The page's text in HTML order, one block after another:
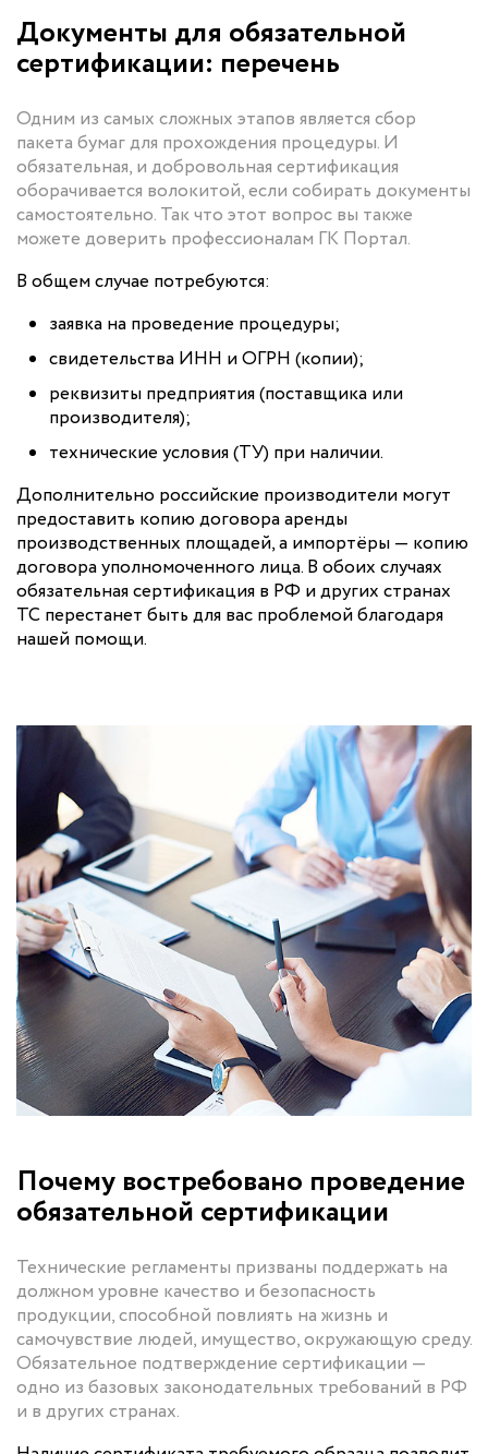
Документы для обязательной
сертификации: перечень
Одним из самых сложных этапов является сбор
пакета бумаг для прохождения процедуры. И
обязательная, и добровольная сертификация
оборачивается волокитой, если собирать документы
самостоятельно. Так что этот вопрос вы также
можете доверить профессионалам ГК Портал.
В общем случае потребуются:
заявка на проведение процедуры;
свидетельства ИНН и ОГРН (копии);
реквизиты предприятия (поставщика или
производителя);
технические условия (ТУ) при наличии.
Дополнительно российские производители могут
предоставить копию договора аренды
производственных площадей, а импортёры — копию
договора уполномоченного лица. В обоих случаях
обязательная сертификация в РФ и других странах
ТС перестанет быть для вас проблемой благодаря
нашей помощи.
Почему востребовано проведение
обязательной сертификации
Технические регламенты призваны поддержать на
должном уровне качество и безопасность
продукции, способной повлиять на жизнь и
самочувствие людей, имущество, окружающую среду.
Обязательное подтверждение сертификации —
одно из базовых законодательных требований в РФ
и в других странах.